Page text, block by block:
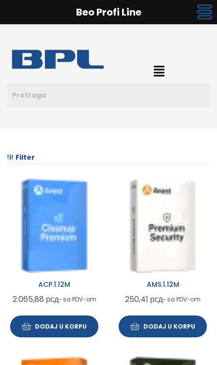
Filter
ACP.1.12M
2.065,88 рсд~ sa PDV-om
DODAJ U KORPU
AMS.1.12M
250,41 рсд~ sa PDV-om
DODAJ U KORPU
Beo Profi Line